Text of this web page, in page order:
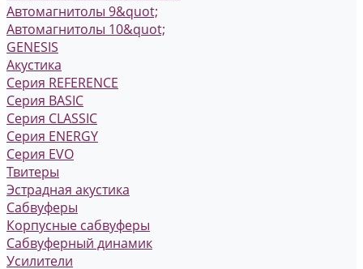
Автомагнитолы 9&quot;
Автомагнитолы 10&quot;
GENESIS
Акустика
Серия REFERENCE
Серия BASIC
Серия CLASSIC
Серия ENERGY
Серия EVO
Твитеры
Эстрадная акустика
Сабвуферы
Корпусные сабвуферы
Сабвуферный динамик
Усилители